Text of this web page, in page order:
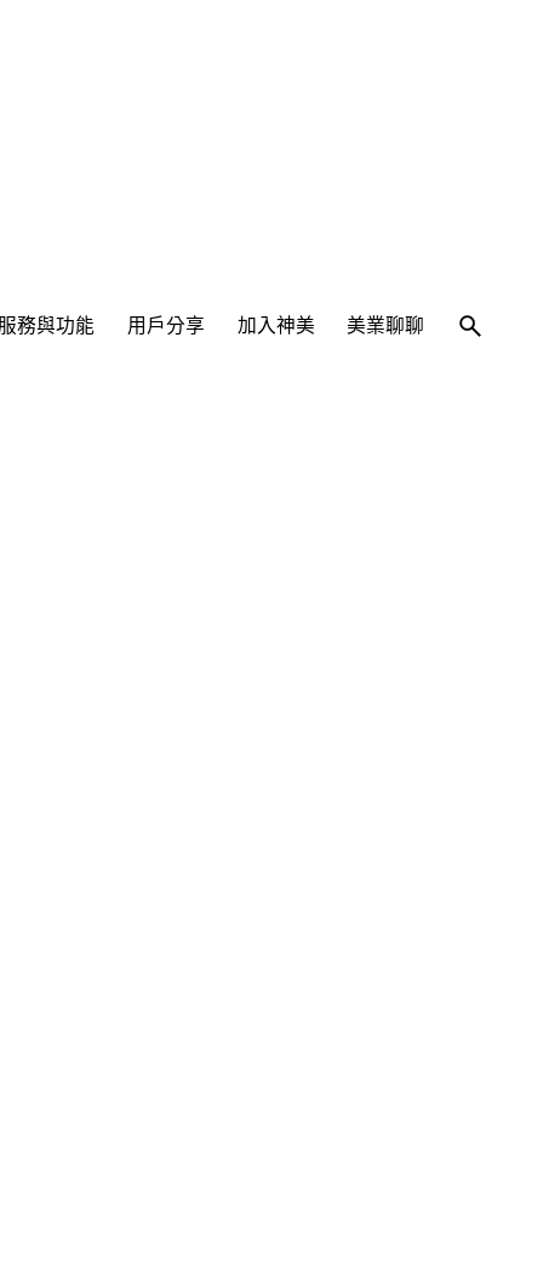
務與功能 用戶分享 加入神美 美業聊聊